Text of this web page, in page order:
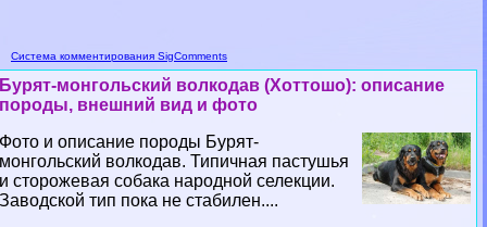
Система комментирования SigComments
Бурят-монгольский волкодав (Хоттошо): описание
породы, внешний вид и фото
Фото и описание породы Бурят-
монгольский волкодав. Типичная пастушья
и сторожевая собака народной селекции.
Заводской тип пока не стабилен....